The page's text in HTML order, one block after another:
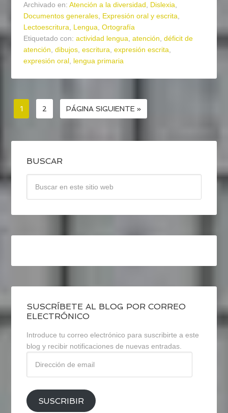
Archivado en:Atención a la diversidad, Dislexia,
Documentos generales, Expresión oral y escrita,
Lectoescritura, Lengua,Ortografía
Etiquetado con:actividad lengua,atención,déficit de
atención,dibujos,escritura,expresión escrita,
expresión oral, lengua primaria
1 2 PÁGINA SIGUIENTE »
BUSCAR
SUSCRÍBETE AL BLOG POR CORREO
ELECTRÓNICO
Introduce tu correo electrónico para suscribirte a este
blog y recibir notificaciones de nuevas entradas.
email
SUSCRIBIR